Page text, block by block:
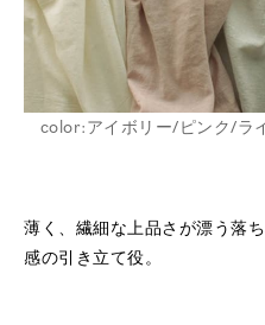
color:アイボリー/ピンク/ラ
薄く、繊細な上品さが漂う落
感の引き立て役。